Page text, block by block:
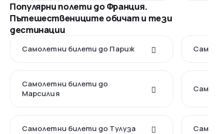
Популярни полети до Франция.
Пътешествениците обичат и тези
дестинации
Самолетни билети до Париж
Самолетни билети до
Марсилия
Самолетни билети до Тулуза